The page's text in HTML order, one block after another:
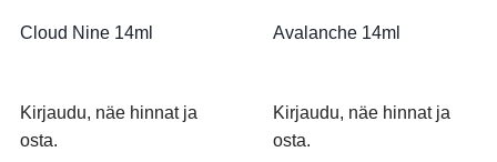
Cloud Nine 14ml
Kirjaudu, näe hinnat ja
osta.
Avalanche 14ml
Kirjaudu, näe hinnat ja
osta.